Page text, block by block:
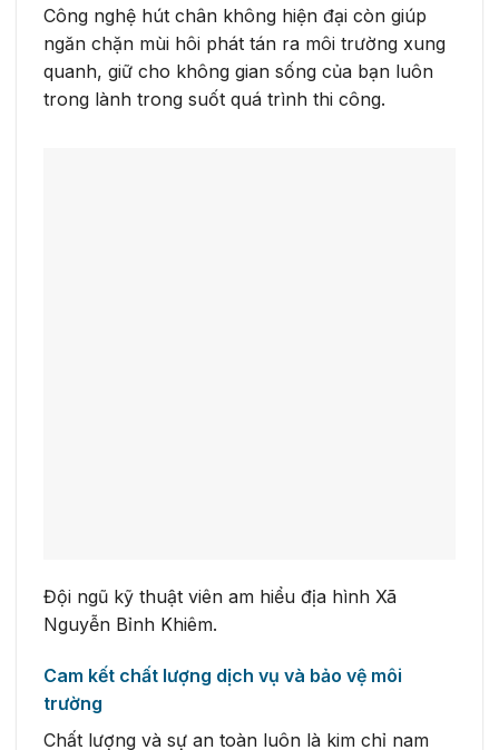
Công nghệ hút chân không hiện đại còn giúp
ngăn chặn mùi hôi phát tán ra môi trường xung
quanh, giữ cho không gian sống của bạn luôn
trong lành trong suốt quá trình thi công.
Đội ngũ kỹ thuật viên am hiểu địa hình Xã
Nguyễn Bỉnh Khiêm.
Cam kết chất lượng dịch vụ và bảo vệ môi
trường
Chất lượng và sự an toàn luôn là kim chỉ nam